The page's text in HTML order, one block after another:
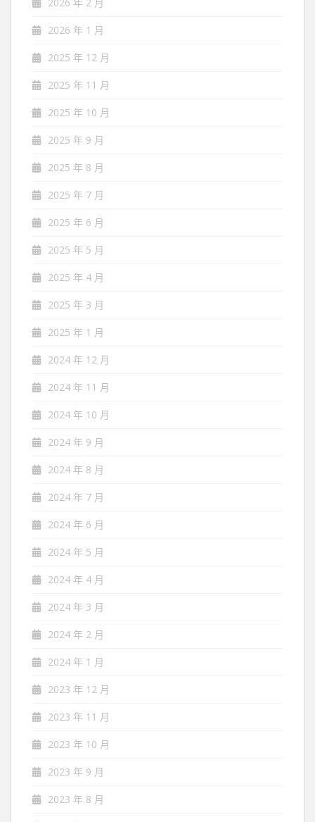
2026 年 1 月
2025 年 12 月
2025 年 11 月
2025 年 10 月
2025 年 9 月
2025 年 8 月
2025 年 7 月
2025 年 6 月
2025 年 5 月
2025 年 4 月
2025 年 3 月
2025 年 1 月
2024 年 12 月
2024 年 11 月
2024 年 10 月
2024 年 9 月
2024 年 8 月
2024 年 7 月
2024 年 6 月
2024 年 5 月
2024 年 4 月
2024 年 3 月
2024 年 2 月
2024 年 1 月
2023 年 12 月
2023 年 11 月
2023 年 10 月
2023 年 9 月
2023 年 8 月